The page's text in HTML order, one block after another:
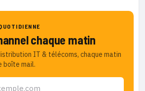
chaque matin
IT & télécoms, chaque matin
boîte mail.